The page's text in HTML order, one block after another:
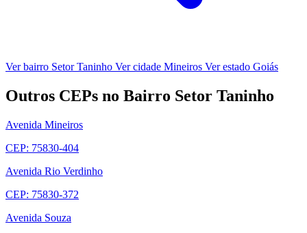
Ver bairro Setor Taninho Ver cidade Mineiros Ver estado Goiás
Outros CEPs no Bairro Setor Taninho
Avenida Mineiros
CEP: 75830-404
Avenida Rio Verdinho
CEP: 75830-372
Avenida Souza